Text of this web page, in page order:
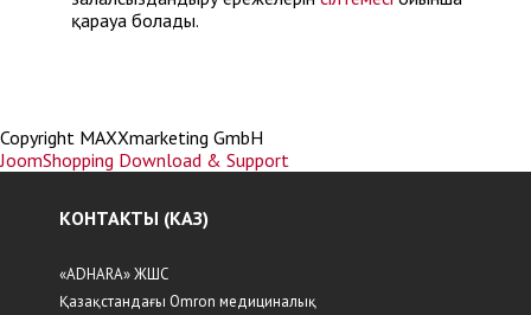
қарауға болады.
Copyright MAXXmarketing GmbH
JoomShopping Download & Support
КОНТАКТЫ (КАЗ)
«ADHARA» ЖШС
Қазақстандағы Omron медициналық